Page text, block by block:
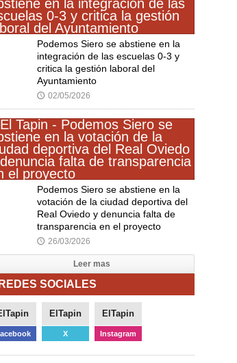
Podemos Siero se abstiene en la
integración de las escuelas 0-3 y
critica la gestión laboral del
Ayuntamiento
🕔 02/05/2026
Podemos Siero se abstiene en la
votación de la ciudad deportiva del
Real Oviedo y denuncia falta de
transparencia en el proyecto
🕔 26/03/2026
Leer mas
REDES SOCIALES
ElTapin
X
ElTapin
Instagram